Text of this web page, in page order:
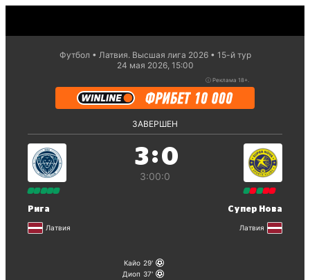
Футбол Латвия. Высшая лига 2026
15-й тур
24 мая 2026, 15:00
ⓘ Реклама 18+.
ЗАВЕРШЕН
Рига
Латвия
3:0
3:00:0
Супер Нова
Латвия
Кайо 29
Диоп 37